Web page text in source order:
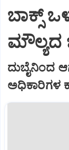
ಬಾಕ್ಸ್
ಮೌಲ್ಯದ
ದುಬೈನಿಂದ
ಅಧಿಕಾರಿಗಳ